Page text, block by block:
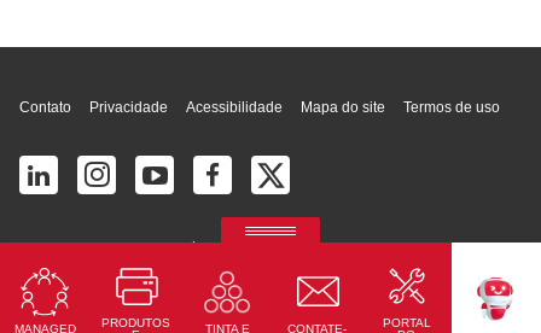
MANAGED
PRODUTOS
TINTA E CONTATE-
PORTAL
Contato Privacidade Acessibilidade Mapa do site Termos de uso
© 2026 Ricoh América Latina, Inc. Todos os direitos reservados.